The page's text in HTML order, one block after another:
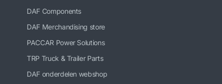
DAF Components
DAF Merchandising store
PACCAR Power Solutions
TRP Truck & Trailer Parts
DAF onderdelen webshop